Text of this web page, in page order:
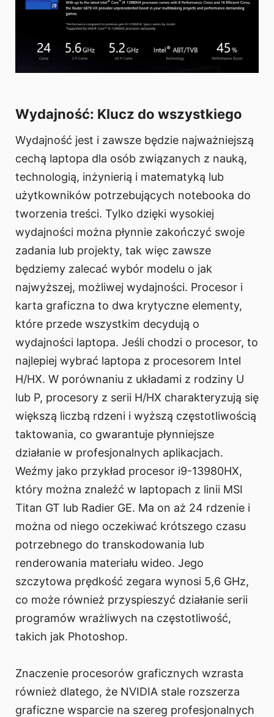
Wydajność: Klucz do wszystkiego
Wydajność jest i zawsze będzie najważniejszą
cechą laptopa dla osób związanych z nauką,
technologią, inżynierią i matematyką lub
użytkowników potrzebujących notebooka do
tworzenia treści. Tylko dzięki wysokiej
wydajności można płynnie zakończyć swoje
zadania lub projekty, tak więc zawsze
będziemy zalecać wybór modelu o jak
najwyższej, możliwej wydajności. Procesor i
karta graficzna to dwa krytyczne elementy,
które przede wszystkim decydują o
wydajności laptopa. Jeśli chodzi o procesor, to
najlepiej wybrać laptopa z procesorem Intel
H/HX. W porównaniu z układami z rodziny U
lub P, procesory z serii H/HX charakteryzują się
większą liczbą rdzeni i wyższą częstotliwością
taktowania, co gwarantuje płynniejsze
działanie w profesjonalnych aplikacjach.
Weźmy jako przykład procesor i9-13980HX,
który można znaleźć w laptopach z linii MSI
Titan GT lub Radier GE. Ma on aż 24 rdzenie i
można od niego oczekiwać krótszego czasu
potrzebnego do transkodowania lub
renderowania materiału wideo. Jego
szczytowa prędkość zegara wynosi 5,6 GHz,
co może również przyspieszyć działanie serii
programów wrażliwych na częstotliwość,
takich jak Photoshop.
Znaczenie procesorów graficznych wzrasta
również dlatego, że NVIDIA stale rozszerza
graficzne wsparcie na szereg profesjonalnych